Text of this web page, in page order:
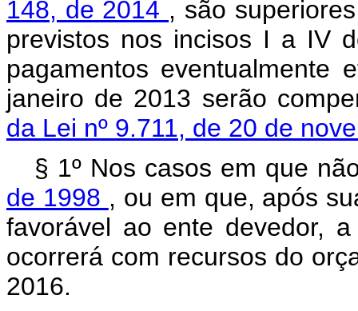
148, de 2014 , são
previstos nos incisos I a IV
pagamentos eventualmente
janeiro de 2013 serão
da Lei nº 9.711, de 20 de
§ 1º Nos casos em que
de 1998 , ou em que, após
favorável ao ente devedor,
ocorrerá com recursos do
2016.